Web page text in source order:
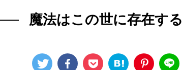
魔法はこの世に存在する